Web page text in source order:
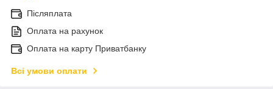
Післяплата
Оплата на рахунок
Оплата на карту Приватбанку
Всі умови оплати